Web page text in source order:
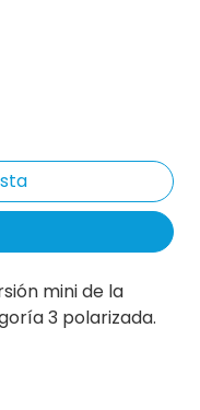
mini de la
3 polarizada.